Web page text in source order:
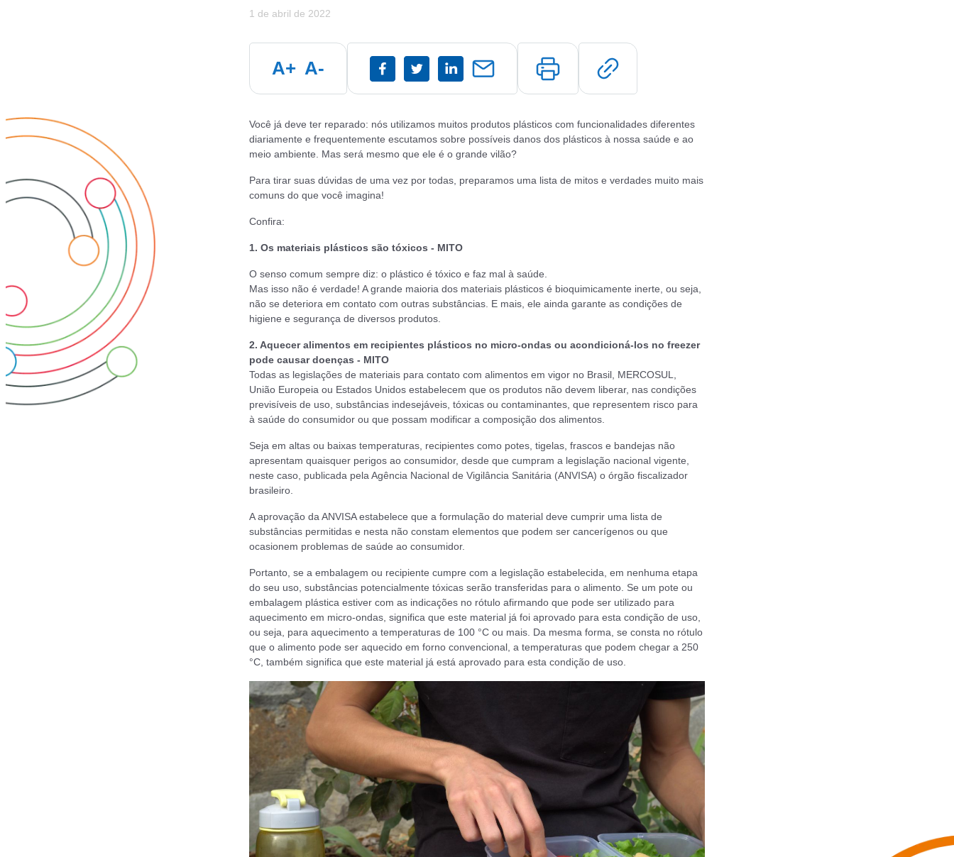
1 de abril de 2022
A+ A-
Você já deve ter reparado: nós utilizamos muitos produtos plásticos com funcionalidades diferentes
diariamente e frequentemente escutamos sobre possíveis danos dos plásticos à nossa saúde e ao
meio ambiente. Mas será mesmo que ele é o grande vilão?
Para tirar suas dúvidas de uma vez por todas, preparamos uma lista de mitos e verdades muito mais
comuns do que você imagina!
Confira:
1. Os materiais plásticos são tóxicos - MITO
O senso comum sempre diz: o plástico é tóxico e faz mal à saúde.
Mas isso não é verdade! A grande maioria dos materiais plásticos é bioquimicamente inerte, ou seja,
não se deteriora em contato com outras substâncias. E mais, ele ainda garante as condições de
higiene e segurança de diversos produtos.
2. Aquecer alimentos em recipientes plásticos no micro-ondas ou acondicioná-los no freezer
pode causar doenças - MITO
Todas as legislações de materiais para contato com alimentos em vigor no Brasil, MERCOSUL,
União Europeia ou Estados Unidos estabelecem que os produtos não devem liberar, nas condições
previsíveis de uso, substâncias indesejáveis, tóxicas ou contaminantes, que representem risco para
à saúde do consumidor ou que possam modificar a composição dos alimentos.
Seja em altas ou baixas temperaturas, recipientes como potes, tigelas, frascos e bandejas não
apresentam quaisquer perigos ao consumidor, desde que cumpram a legislação nacional vigente,
neste caso, publicada pela Agência Nacional de Vigilância Sanitária (ANVISA) o órgão fiscalizador
brasileiro.
A aprovação da ANVISA estabelece que a formulação do material deve cumprir uma lista de
substâncias permitidas e nesta não constam elementos que podem ser cancerígenos ou que
ocasionem problemas de saúde ao consumidor.
Portanto, se a embalagem ou recipiente cumpre com a legislação estabelecida, em nenhuma etapa
do seu uso, substâncias potencialmente tóxicas serão transferidas para o alimento. Se um pote ou
embalagem plástica estiver com as indicações no rótulo afirmando que pode ser utilizado para
aquecimento em micro-ondas, significa que este material já foi aprovado para esta condição de uso,
ou seja, para aquecimento a temperaturas de 100 °C ou mais. Da mesma forma, se consta no rótulo
que o alimento pode ser aquecido em forno convencional, a temperaturas que podem chegar a 250
°C, também significa que este material já está aprovado para esta condição de uso.